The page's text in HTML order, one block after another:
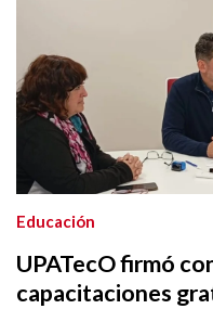
UPATecO firmó
capacitaciones
Educación